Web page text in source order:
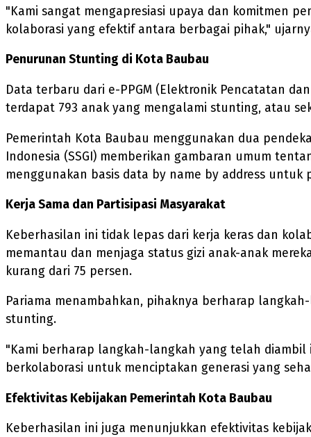
"Kami sangat mengapresiasi upaya dan komitmen
kolaborasi yang efektif antara berbagai pihak,"
Penurunan Stunting di Kota Baubau
Data terbaru dari e-PPGM (Elektronik Pencatatan
terdapat 793 anak yang mengalami stunting, atau
Pemerintah Kota Baubau menggunakan dua
Indonesia (SSGI) memberikan gambaran umum
menggunakan basis data by name by address
Kerja Sama dan Partisipasi Masyarakat
Keberhasilan ini tidak lepas dari kerja keras dan
memantau dan menjaga status gizi anak-anak
kurang dari 75 persen.
Pariama menambahkan, pihaknya berharap
stunting.
"Kami berharap langkah-langkah yang telah
berkolaborasi untuk menciptakan generasi yang
Efektivitas Kebijakan Pemerintah Kota Baubau
Keberhasilan ini juga menunjukkan efektivitas